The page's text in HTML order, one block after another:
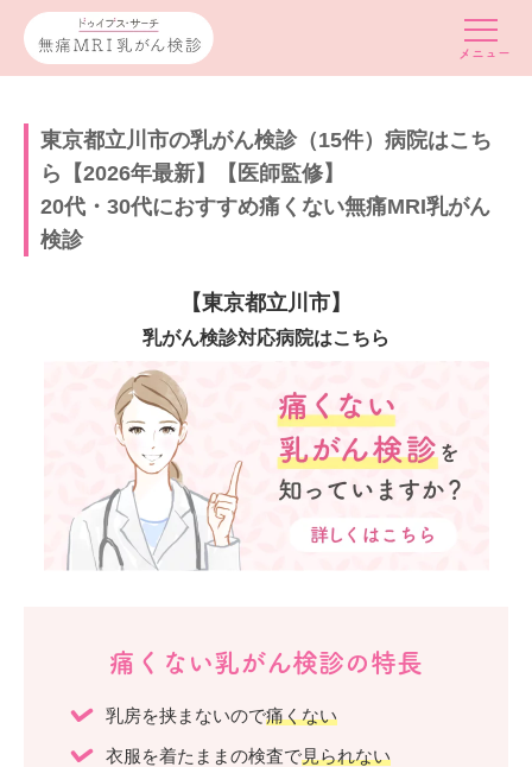
東京都立川市の乳がん検診（15件）病院はこち
ら【2026年最新】【医師監修】
20代・30代におすすめ痛くない無痛MRI乳がん
検診
【東京都立川市】
乳がん検診対応病院はこちら
痛くない乳がん検診の特長
乳房を挟まないので痛くない
衣服を着たままの検査で見られない